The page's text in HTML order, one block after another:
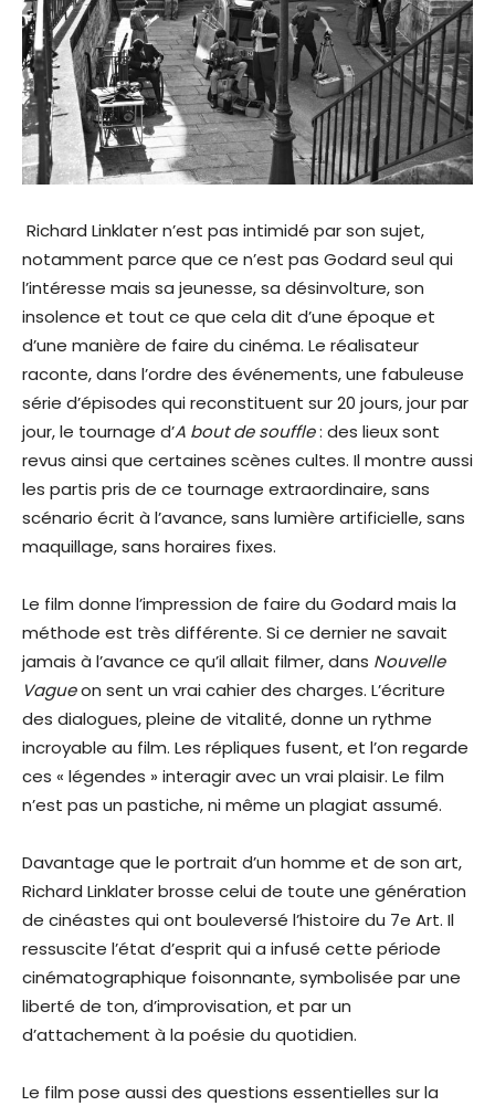
Richard Linklater n’est pas intimidé par son sujet,
notamment parce que ce n’est pas Godard seul qui
l’intéresse mais sa jeunesse, sa désinvolture, son
insolence et tout ce que cela dit d’une époque et
d’une manière de faire du cinéma. Le réalisateur
raconte, dans l’ordre des événements, une fabuleuse
série d’épisodes qui reconstituent sur 20 jours, jour par
jour, le tournage d’A bout de souffle: des lieux sont
revus ainsi que certaines scènes cultes. Il montre aussi
les partis pris de ce tournage extraordinaire, sans
scénario écrit à l’avance, sans lumière artificielle, sans
maquillage, sans horaires fixes.
Le film donne l’impression de faire du Godard mais la
méthode est très différente. Si ce dernier ne savait
jamais à l’avance ce qu’il allait filmer, dans Nouvelle
Vagueon sent un vrai cahier des charges. L’écriture
des dialogues, pleine de vitalité, donne un rythme
incroyable au film. Les répliques fusent, et l’on regarde
ces « légendes » interagir avec un vrai plaisir. Le film
n’est pas un pastiche, ni même un plagiat assumé.
Davantage que le portrait d’un homme et de son art,
Richard Linklater brosse celui de toute une génération
de cinéastes qui ont bouleversé l’histoire du 7e Art. Il
ressuscite l’état d’esprit qui a infusé cette période
cinématographique foisonnante, symbolisée par une
liberté de ton, d’improvisation, et par un
d’attachement à la poésie du quotidien.
Le film pose aussi des questions essentielles sur la